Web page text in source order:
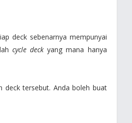
deck sebenarnya mempunyai
cycle deckyang mana hanya
deck tersebut. Anda boleh buat